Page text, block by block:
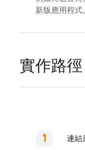
新版應用程式。
實作路徑
連結